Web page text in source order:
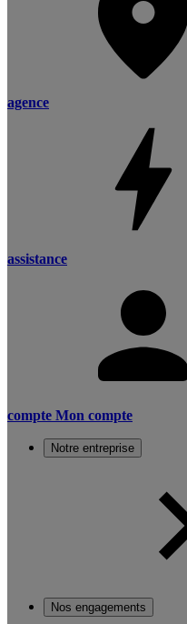
agence
assistance
compte Mon compte
Notre entreprise
Nos engagements